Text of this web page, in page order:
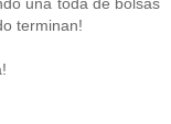
terminan!